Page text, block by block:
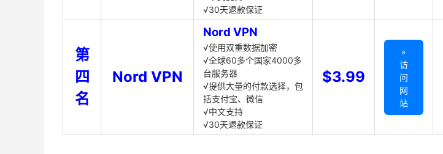
√30天退款保证
第
四
名
Nord VPN
Nord VPN
√使用双重数据加密
√全球60多个国家4000多
台服务器
√提供大量的付款选择，包
括支付宝、微信
√中文支持
√30天退款保证
$3.99
»
访
问
网
站